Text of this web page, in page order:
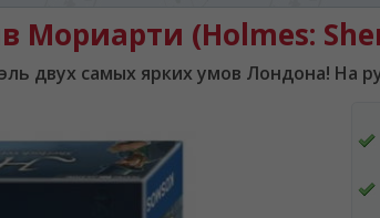
Мориарти (Holmes:
двух самых ярких умов Лондона! На